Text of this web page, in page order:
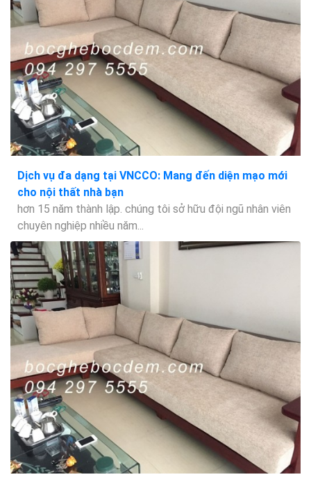
Dịch vụ đa dạng tại VNCCO: Mang đến diện mạo mới
cho nội thất nhà bạn
hơn 15 năm thành lập. chúng tôi sở hữu đội ngũ nhân viên
chuyên nghiệp nhiều năm...